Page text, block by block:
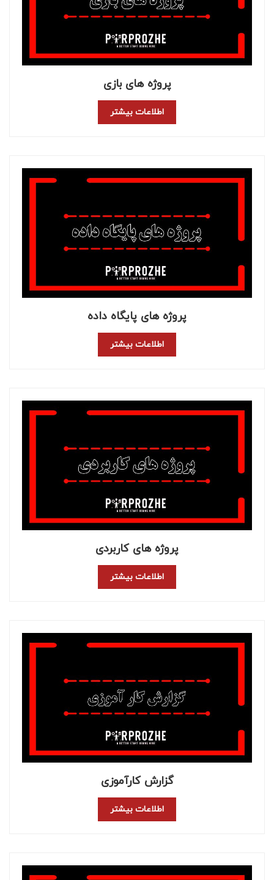
پروژه های بازی
اطلاعات بیشتر
پروژه های پایگاه داده
اطلاعات بیشتر
پروژه های کاربردی
اطلاعات بیشتر
گزارش کارآموزی
اطلاعات بیشتر